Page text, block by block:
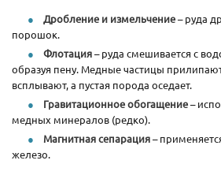
Дробление и измельчение– руда
порошок.
Флотация– руда смешивается с
образуя пену. Медные частицы
всплывают, а пустая порода оседает.
Гравитационное обогащение–
медных минералов (редко).
Магнитная сепарация–
железо.